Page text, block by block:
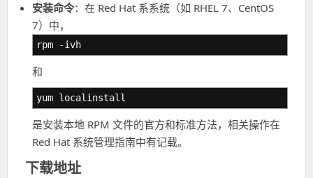
安装命令：在 Red Hat 系系统（如 RHEL 7、CentOS
7）中，
rpm -ivh
和
yum localinstall
是安装本地 RPM 文件的官方和标准方法，相关操作在
Red Hat 系统管理指南中有记载。
下载地址